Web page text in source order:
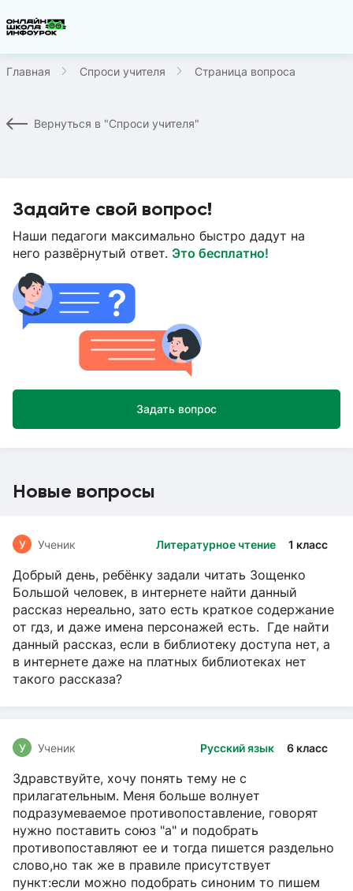
Главная Спроси учителя Страница вопроса
Вернуться в "Спроси учителя"
Задайте свой вопрос!
Наши педагоги максимально быстро дадут на
него развёрнутый ответ. Это бесплатно!
Задать вопрос
Новые вопросы
Литературное чтение 1 класс
У Ученик
Добрый день, ребёнку задали читать Зощенко
Большой человек, в интернете найти данный
рассказ нереально, зато есть краткое содержание
от гдз, и даже имена персонажей есть. Где найти
данный рассказ, если в библиотеку доступа нет, а
в интернете даже на платных библиотеках нет
такого рассказа?
Русский язык 6 класс
У Ученик
Здравствуйте, хочу понять тему не с
прилагательным. Меня больше волнует
подразумеваемое противопоставление, говорят
нужно поставить союз "а" и подобрать
противопоставляют ее и тогда пишется раздельно
слово,но так же в правиле присутствует
пункт:если можно подобрать синоним то пишем